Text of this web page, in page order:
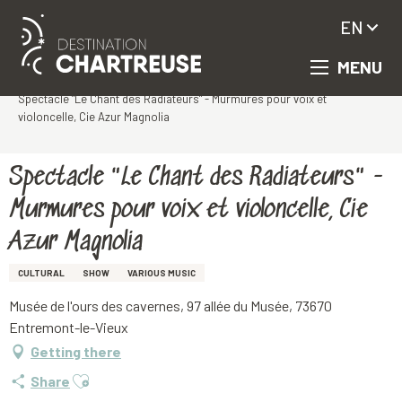
Aller
contenu
MENU
EN
Spectacle "Le Chant des Radiateurs" - Murmures pour voix et
violoncelle, Cie Azur Magnolia
Spectacle "Le Chant des Radiateurs" -
Murmures pour voix et violoncelle, Cie
Azur Magnolia
CULTURAL SHOW VARIOUS MUSIC
Musée de l'ours des cavernes, 97 allée du Musée, 73670
Entremont-le-Vieux
Getting there
Share Ajouter aux favoris